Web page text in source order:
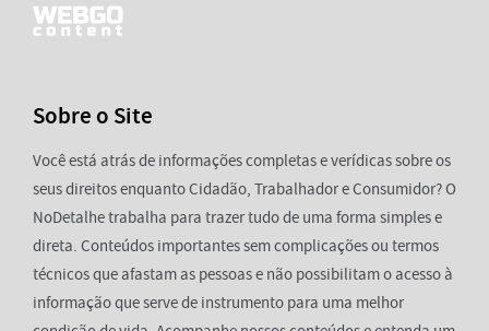
Sobre o Site
Você está atrás de informações completas e verídicas sobre os
seus direitos enquanto Cidadão, Trabalhador e Consumidor? O
NoDetalhe trabalha para trazer tudo de uma forma simples e
direta. Conteúdos importantes sem complicações ou termos
técnicos que afastam as pessoas e não possibilitam o acesso à
informação que serve de instrumento para uma melhor